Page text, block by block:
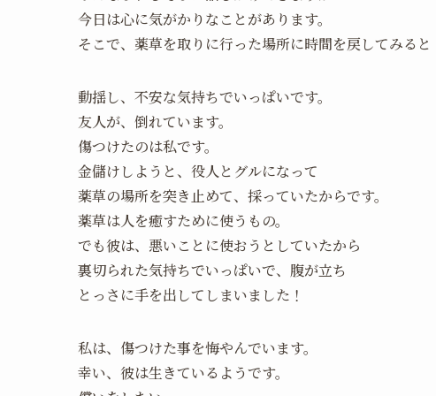
今日は心に気がかりなことがあります。
そこで、薬草を取りに行った場所に時間を戻してみると
動揺し、不安な気持ちでいっぱいです。
友人が、倒れています。
傷つけたのは私です。
金儲けしようと、役人とグルになって
薬草の場所を突き止めて、採っていたからです。
薬草は人を癒すために使うもの。
でも彼は、悪いことに使おうとしていたから
裏切られた気持ちでいっぱいで、腹が立ち
とっさに手を出してしまいました！
私は、傷つけた事を悔やんでいます。
幸い、彼は生きているようです。